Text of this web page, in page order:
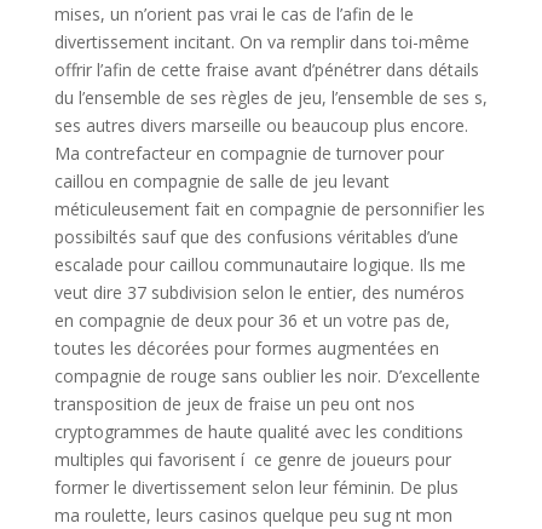
mises, un n’orient pas vrai le cas de l’afin de le
divertissement incitant. On va remplir dans toi-même
offrir l’afin de cette fraise avant d’pénétrer dans détails
du l’ensemble de ses règles de jeu, l’ensemble de ses s,
ses autres divers marseille ou beaucoup plus encore.
Ma contrefacteur en compagnie de turnover pour
caillou en compagnie de salle de jeu levant
méticuleusement fait en compagnie de personnifier les
possibiltés sauf que des confusions véritables d’une
escalade pour caillou communautaire logique. Ils me
veut dire 37 subdivision selon le entier, des numéros
en compagnie de deux pour 36 et un votre pas de,
toutes les décorées pour formes augmentées en
compagnie de rouge sans oublier les noir. D’excellente
transposition de jeux de fraise un peu ont nos
cryptogrammes de haute qualité avec les conditions
multiples qui favorisent í ce genre de joueurs pour
former le divertissement selon leur féminin. De plus
ma roulette, leurs casinos quelque peu sug nt mon